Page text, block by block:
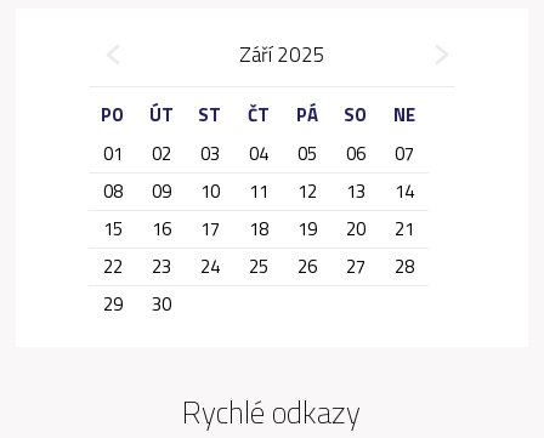
Září 2025
PO ÚT ST ČT PÁ SO
NE
01
02 03 04 05 06
07
08
09 10 11 12 13
14
15
16 17 18 19 20
21
22
23 24 25 26 27
28
29
30
Rychlé odkazy